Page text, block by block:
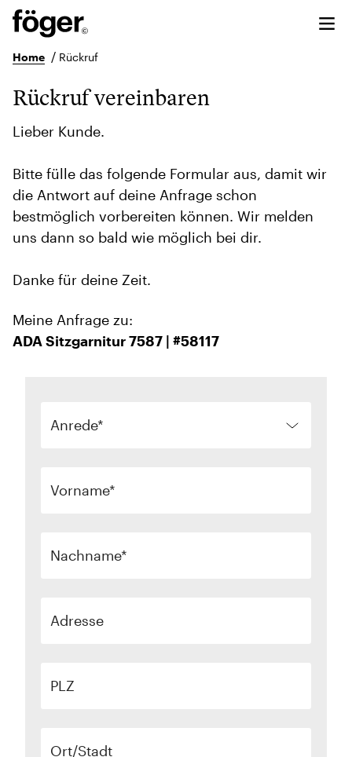
Home / Rückruf
Rückruf vereinbaren
Lieber Kunde.
Bitte fülle das folgende Formular aus, damit wir
die Antwort auf deine Anfrage schon
bestmöglich vorbereiten können. Wir melden
uns dann so bald wie möglich bei dir.
Danke für deine Zeit.
Meine Anfrage zu:
ADA Sitzgarnitur 7587 | #58117
Anrede
Vorname
Nachname
Adresse
PLZ
Ort/Stadt